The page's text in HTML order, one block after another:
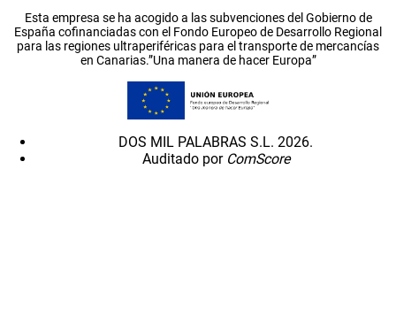
Esta empresa se ha acogido a las subvenciones del Gobierno de
España cofinanciadas con el Fondo Europeo de Desarrollo Regional
para las regiones ultraperiféricas para el transporte de mercancías
en Canarias.”Una manera de hacer Europa”
DOS MIL PALABRAS S.L. 2026.
Auditado por ComScore